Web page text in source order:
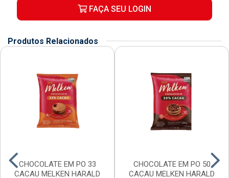
FAÇA SEU LOGIN
Produtos Relacionados
CHOCOLATE EM PO 33
CACAU MELKEN HARALD
CHOCOLATE EM PO 50
CACAU MELKEN HARALD